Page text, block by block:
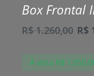
Box Frontal
R$1.260,00 R$
À vista R$